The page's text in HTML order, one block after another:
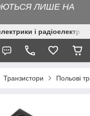
ЛИШЕ НА
і
Транзистори Польові